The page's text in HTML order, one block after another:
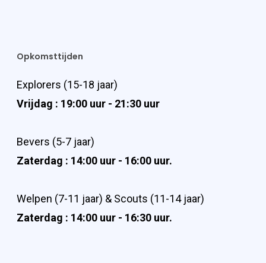
Opkomsttijden
Explorers (15-18 jaar)
Vrijdag : 19:00 uur - 21:30 uur
Bevers (5-7 jaar)
Zaterdag : 14:00 uur - 16:00 uur.
Welpen (7-11 jaar) & Scouts (11-14 jaar)
Zaterdag : 14:00 uur - 16:30 uur.